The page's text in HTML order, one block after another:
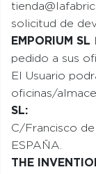
solicitud de
EMPORIUM SL
pedido a sus
El Usuario
oficinas/
SL:
C/Francisco de
ESPAÑA.
THE